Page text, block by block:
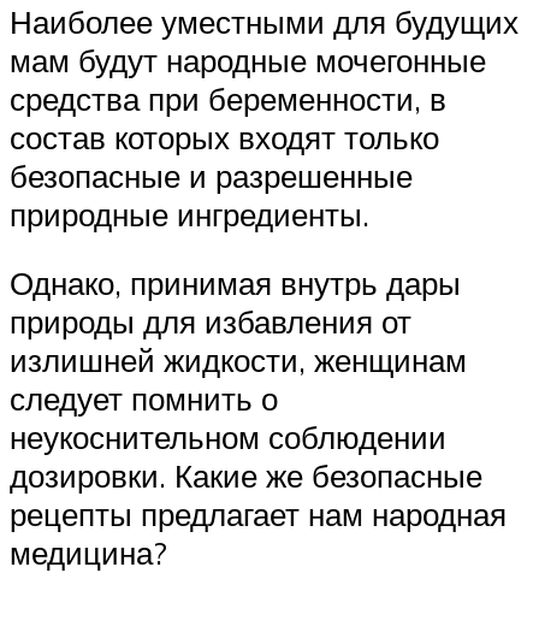
Наиболее уместными для будущих
мам будут народные мочегонные
средства при беременности, в
состав которых входят только
безопасные и разрешенные
природные ингредиенты.
Однако, принимая внутрь дары
природы для избавления от
излишней жидкости, женщинам
следует помнить о
неукоснительном соблюдении
дозировки. Какие же безопасные
рецепты предлагает нам народная
медицина?